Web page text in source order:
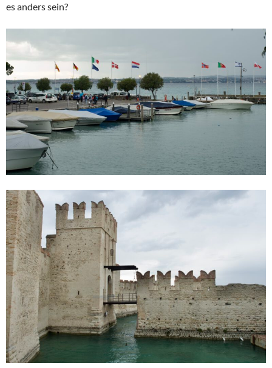
es anders sein?